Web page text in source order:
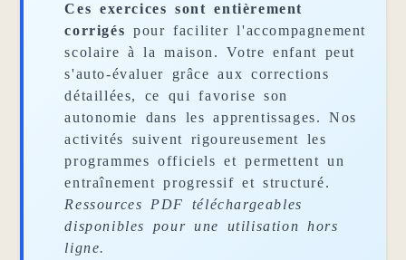
Ces exercices sont entièrement
corrigés pour faciliter l'accompagnement
scolaire à la maison. Votre enfant peut
s'auto-évaluer grâce aux corrections
détaillées, ce qui favorise son
autonomie dans les apprentissages. Nos
activités suivent rigoureusement les
programmes officiels et permettent un
entraînement progressif et structuré.
Ressources PDF téléchargeables
disponibles pour une utilisation hors
ligne.